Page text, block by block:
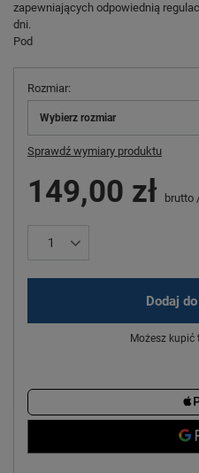
zapewniających odpowiednią
dni.
Pod
Rozmiar
Wybierz rozmiar
Sprawdź wymiary produktu
149,00 zł brutto
Dodaj
Możesz kupić